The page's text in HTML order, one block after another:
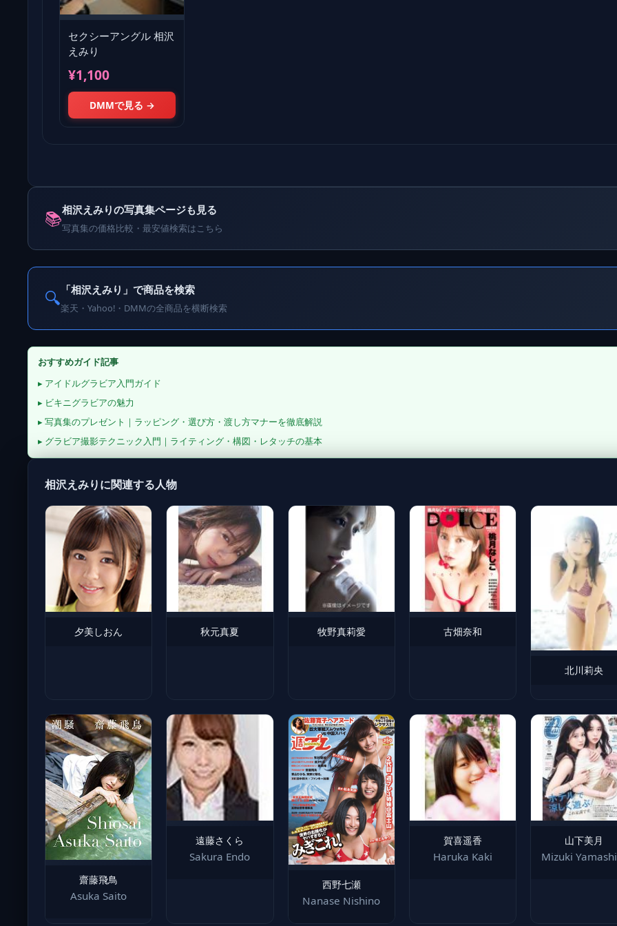
セクシーアングル 相沢
えみり
¥1,100
DMMで見る →
📚相沢えみりの写真集ページも見る
写真集の価格比較・最安値検索はこちら
🔍 「相沢えみり」で商品を検索
楽天・Yahoo!・DMMの全商品を横断検索
おすすめガイド記事
▸ アイドルグラビア入門ガイド
▸ ビキニグラビアの魅力
▸ 写真集のプレゼント｜ラッピング・選び方・渡し方マナーを徹底解説
▸ グラビア撮影テクニック入門｜ライティング・構図・レタッチの基本
相沢えみりに関連する人物
夕美しおん 秋元真夏 牧野真莉愛 古畑奈和
北川莉央
齋藤飛鳥
Asuka Saito
遠藤さくら
Sakura Endo
西野七瀬
Nanase Nishino
賀喜遥香
Haruka Kaki
山下美月
Mizuki